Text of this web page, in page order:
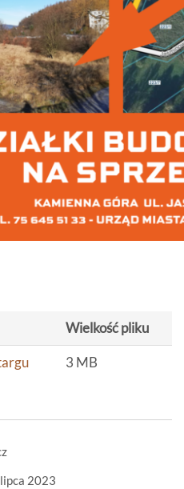
Wielkość pliku
3 MB
2023